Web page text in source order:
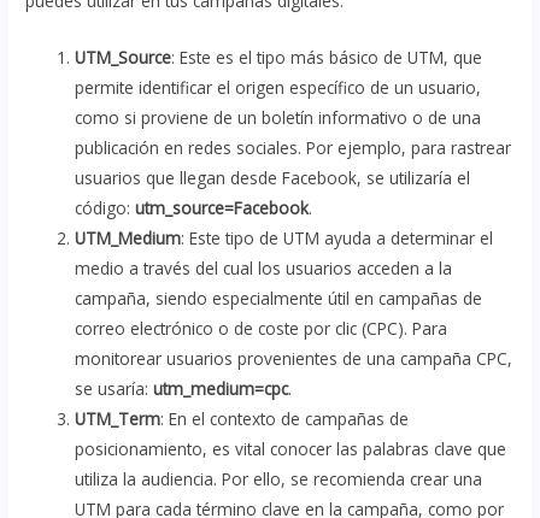
UTM_Source: Este es el tipo más básico de UTM, que
permite identificar el origen específico de un usuario,
como si proviene de un boletín informativo o de una
publicación en redes sociales. Por ejemplo, para rastrear
usuarios que llegan desde Facebook, se utilizaría el
código:utm_source=Facebook.
UTM_Medium: Este tipo de UTM ayuda a determinar el
medio a través del cual los usuarios acceden a la
campaña, siendo especialmente útil en campañas de
correo electrónico o de coste por clic (CPC). Para
monitorear usuarios provenientes de una campaña CPC,
se usaría:utm_medium=cpc.
UTM_Term: En el contexto de campañas de
posicionamiento, es vital conocer las palabras clave que
utiliza la audiencia. Por ello, se recomienda crear una
UTM para cada término clave en la campaña, como por